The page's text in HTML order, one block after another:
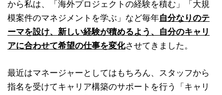
から私は、「海外プロジェクトの経験を積む」「大規
模案件のマネジメントを学ぶ」など毎年自分なりのテ
ーマを設け、新しい経験が積めるよう、自分のキャリ
アに合わせて希望の仕事を変化させてきました。
最近はマネージャーとしてはもちろん、スタッフから
指名を受けてキャリア構築のサポートを行う「キャリ